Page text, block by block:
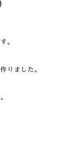
。
りました。